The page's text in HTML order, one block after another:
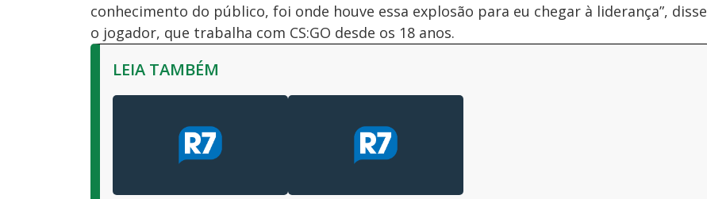
conhecimento do público, foi onde houve essa explosão para eu chegar à liderança”, disse
o jogador, que trabalha com CS:GO desde os 18 anos.
LEIA TAMBÉM